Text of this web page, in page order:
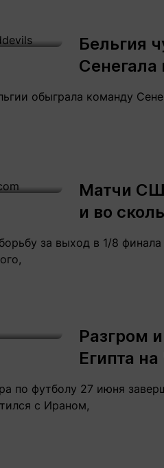
Бельгия
обыграла команду
Матчи
и во
за выход в 1/8
Разгром
Египта
по футболу 27 июня
с Ираном,